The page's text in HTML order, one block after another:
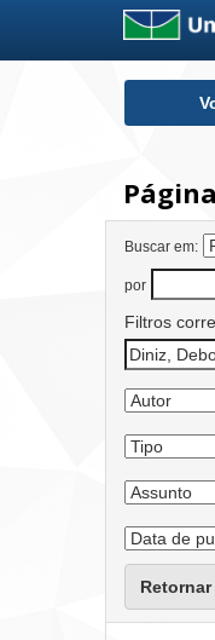
Buscar em:
por
Filtros